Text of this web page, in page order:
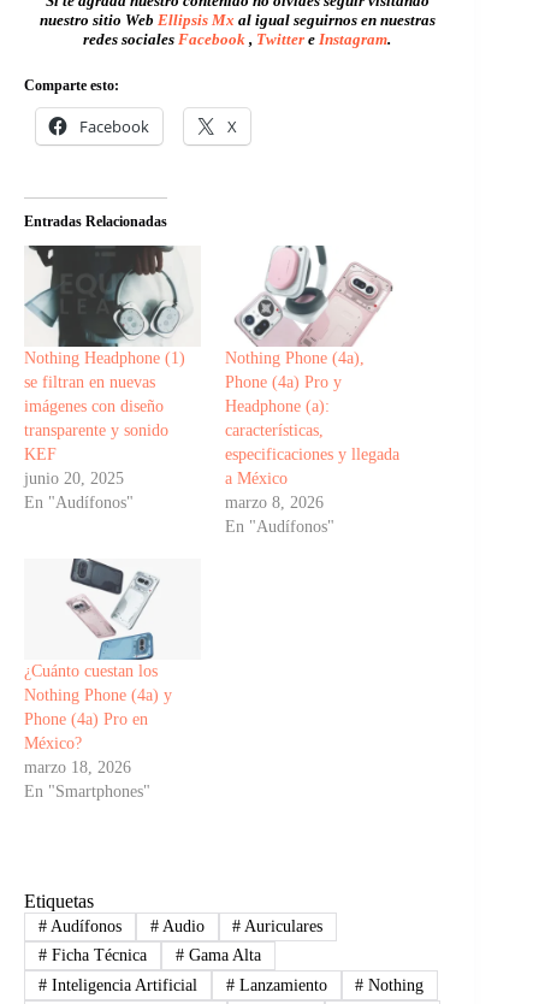
nuestro sitio Web Ellipsis Mx al igual seguirnos en nuestras
redes socialesFacebook , Twitter eInstagram.
Comparte esto:
Facebook X
Entradas Relacionadas
Nothing Headphone (1)
se filtran en nuevas
imágenes con diseño
transparente y sonido
KEF
junio 20, 2025
En "Audífonos"
Nothing Phone (4a),
Phone (4a) Pro y
Headphone (a):
características,
especificaciones y llegada
a México
marzo 8, 2026
En "Audífonos"
¿Cuánto cuestan los
Nothing Phone (4a) y
Phone (4a) Pro en
México?
marzo 18, 2026
En "Smartphones"
Etiquetas
#Audífonos #Audio # Auriculares
#Ficha Técnica #Gama Alta
#Inteligencia Artificial #Lanzamiento # Nothing